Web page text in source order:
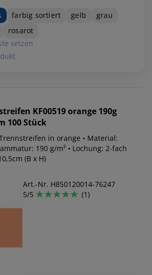
farbig sortiert gelb
grau
rosarot
setzen
KF00519 orange 190g
100 Stück
in orange • Material:
190 g/m² • Lochung: 2-fach
(B x H)
Art.-Nr. H850120014-76247
5/5
(1)